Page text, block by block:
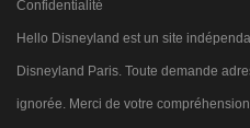
Confidentialité
Hello Disneyland est un site
Disneyland Paris. Toute demande
ignorée. Merci de votre